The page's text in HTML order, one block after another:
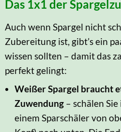
Das 1x1 der
Auch wenn Spargel nicht
Zubereitung ist, gibt’s ein
wissen sollten – damit das
perfekt gelingt:
Weißer Spargel braucht
Zuwendung – schälen
einem Sparschäler von